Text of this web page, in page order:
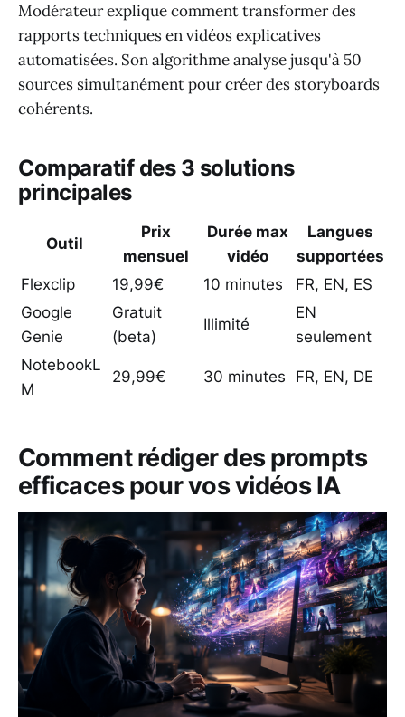
Modérateur explique comment transformer des
rapports techniques en vidéos explicatives
automatisées. Son algorithme analyse jusqu'à 50
sources simultanément pour créer des storyboards
cohérents.
Comparatif des 3 solutions
principales
Outil
Prix
mensuel
Durée max
vidéo
Langues
supportées
Flexclip
19,99€ 10 minutes
FR, EN, ES
Google
Genie
Gratuit
(beta)
Illimité
EN
seulement
NotebookL
M
29,99€ 30 minutes FR, EN, DE
Comment rédiger des prompts
efficaces pour vos vidéos IA